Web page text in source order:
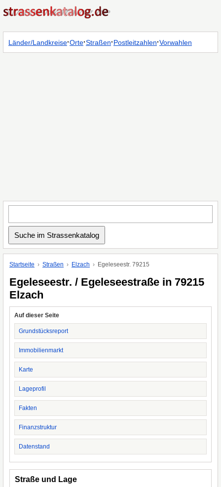
Länder/Landkreise·Orte·Straßen·Postleitzahlen·Vorwahlen
Startseite Straßen Elzach Egeleseestr. 79215
Egeleseestr. / Egeleseestraße in 79215
Elzach
Auf dieser Seite
Grundstücksreport
Immobilienmarkt
Karte
Lageprofil
Fakten
Finanzstruktur
Datenstand
Straße und Lage